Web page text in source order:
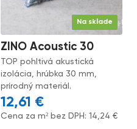
Na sklade
ZINO Acoustic 30
TOP pohltivá akustická
izolácia, hrúbka 30 mm,
prírodný materiál.
12,61 €
Cena za m² bez DPH: 14,24 €